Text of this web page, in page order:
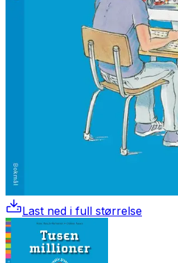
Last ned i full størrelse